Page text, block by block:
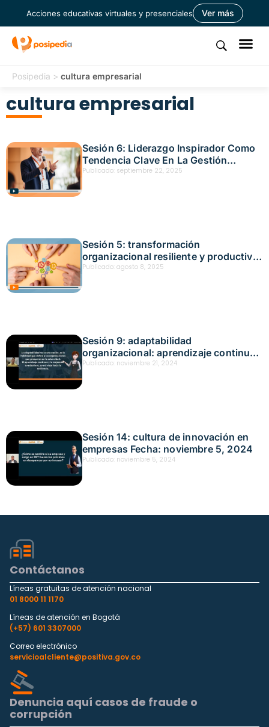
Acciones educativas virtuales y presenciales Ver más
Posipedia > cultura empresarial
cultura empresarial
Sesión 6: Liderazgo Inspirador Como
Tendencia Clave En La Gestión
Empresarial — Fecha: 12 de
Publicado: septiembre 22, 2025
Sesión 5: transformación
organizacional resiliente y productiva
Fecha: julio 18, 2025
Publicado: agosto 8, 2025
Sesión 9: adaptabilidad
organizacional: aprendizaje continuo
y mejora Fecha: noviembre 21, 2024
Publicado: noviembre 21, 2024
Sesión 14: cultura de innovación en
empresas Fecha: noviembre 5, 2024
Publicado: noviembre 5, 2024
Contáctanos
Líneas gratuitas de atención nacional
01 8000 11 1170
Líneas de atención en Bogotá
(+57) 601 3307000
Correo electrónico
servicioalcliente@positiva.gov.co
Denuncia aquí casos de fraude o
corrupción